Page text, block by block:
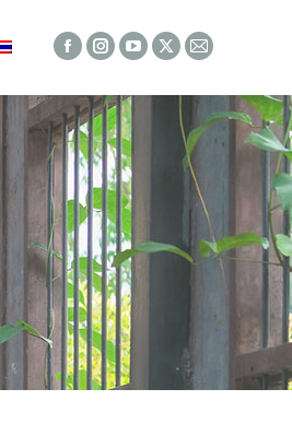
Facebook
opens
in
new
window
Instagram
opens
in
new
window
YouTube
opens
in
new
window
X
opens
new
window
Mail
opens
in
new
window
Facebook
opens
in
new
window
Instagram
opens
in
new
window
YouTube
opens
in
new
window
X
opens
new
window
Mail
opens
in
new
window